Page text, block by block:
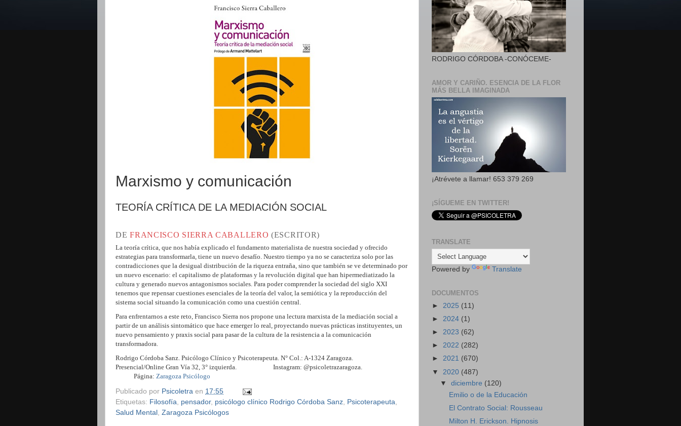
Marxismo y comunicación
TEORÍA CRÍTICA DE LA MEDIACIÓN SOCIAL
DEFRANCISCO SIERRA CABALLERO (ESCRITOR)
La teoría crítica, que nos había explicado el fundamento materialista de nuestra sociedad y ofrecido
estrategias para transformarla, tiene un nuevo desafío. Nuestro tiempo ya no se caracteriza solo por las
contradicciones que la desigual distribución de la riqueza entraña, sino que también se ve determinado por
un nuevo escenario: el capitalismo de plataformas y la revolución digital que han hipermediatizado la
cultura y generado nuevos antagonismos sociales. Para poder comprender la sociedad del siglo XXI
tenemos que repensar cuestiones esenciales de la teoría del valor, la semiótica y la reproducción del
sistema social situando la comunicación como una cuestión central.
Para enfrentarnos a este reto, Francisco Sierra nos propone una lectura marxista de la mediación social a
partir de un análisis sintomático que hace emerger lo real, proyectando nuevas prácticas instituyentes, un
nuevo pensamiento y praxis social para pasar de la cultura de la resistencia a la comunicación
transformadora.
Rodrigo Córdoba Sanz. Psicólogo Clínico y Psicoterapeuta. N° Col.: A-1324 Zaragoza.
Presencial/Online Gran Vía 32, 3° izquierda. Instagram: @psicoletrazaragoza.
Página: Zaragoza Psicólogo
Publicado por Psicoletra en 17:55
Etiquetas: Filosofía, pensador, psicólogo clínico Rodrigo Córdoba Sanz, Psicoterapeuta,
Salud Mental , Zaragoza Psicólogos
RODRIGO CÓRDOBA -CONÓCEME-
AMOR Y CARIÑO. ESENCIA DE LA FLOR
MÁS BELLA IMAGINADA
¡Atrévete a llamar! 653 379 269
¡SÍGUEME EN TWITTER!
TRANSLATE
Powered by Translate
DOCUMENTOS
► 2025 (11)
► 2024 (1)
► 2023 (62)
► 2022 (282)
► 2021 (670)
▼ 2020 (487)
▼diciembre (120)
Emilio o de la Educación
El Contrato Social: Rousseau
Milton H. Erickson. Hipnosis